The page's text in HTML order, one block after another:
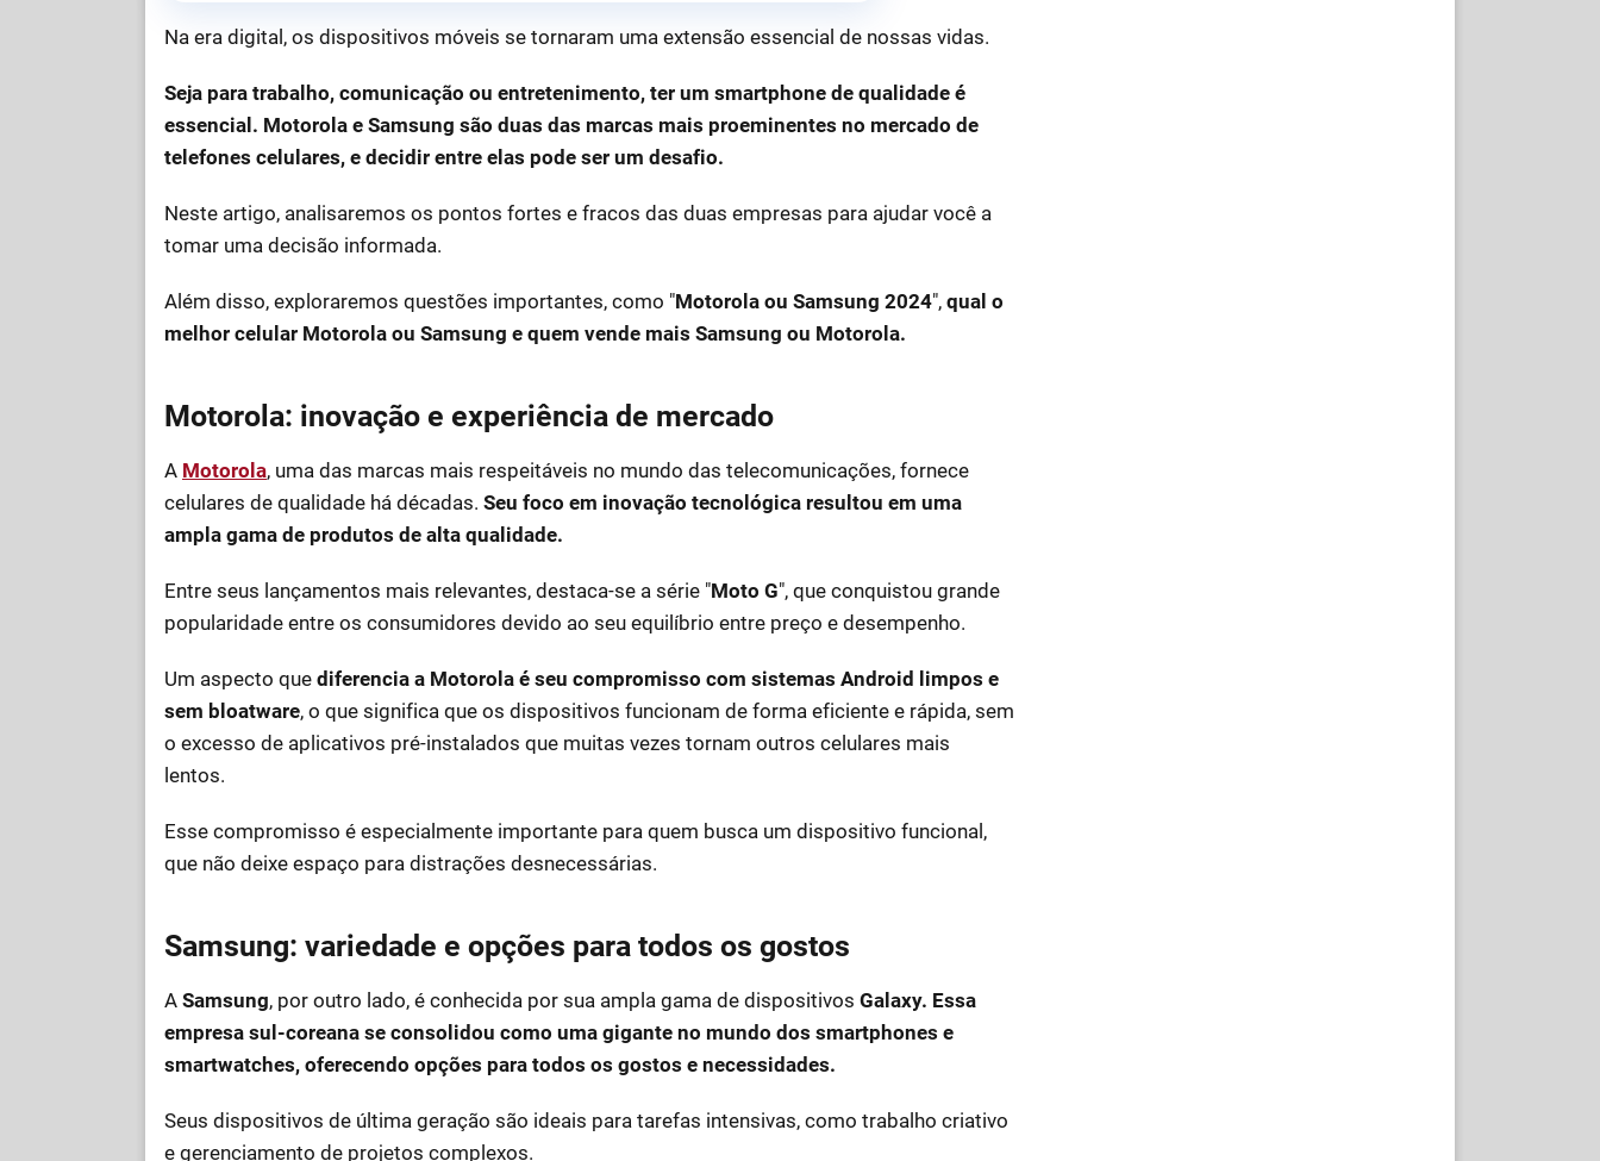
Na era digital, os dispositivos móveis se tornaram uma extensão essencial de nossas vidas.
Seja para trabalho, comunicação ou entretenimento, ter um smartphone de qualidade é
essencial. Motorola e Samsung são duas das marcas mais proeminentes no mercado de
telefones celulares, e decidir entre elas pode ser um desafio.
Neste artigo, analisaremos os pontos fortes e fracos das duas empresas para ajudar você a
tomar uma decisão informada.
Além disso, exploraremos questões importantes, como "Motorola ou Samsung 2024", qual o
melhor celular Motorola ou Samsung e quem vende mais Samsung ou Motorola.
Motorola: inovação e experiência de mercado
A Motorola, uma das marcas mais respeitáveis no mundo das telecomunicações, fornece
celulares de qualidade há décadas. Seu foco em inovação tecnológica resultou em uma
ampla gama de produtos de alta qualidade.
Entre seus lançamentos mais relevantes, destaca-se a série "Moto G", que conquistou grande
popularidade entre os consumidores devido ao seu equilíbrio entre preço e desempenho.
Um aspecto que diferencia a Motorola é seu compromisso com sistemas Android limpos e
sem bloatware, o que significa que os dispositivos funcionam de forma eficiente e rápida, sem
o excesso de aplicativos pré-instalados que muitas vezes tornam outros celulares mais
lentos.
Esse compromisso é especialmente importante para quem busca um dispositivo funcional,
que não deixe espaço para distrações desnecessárias.
Samsung: variedade e opções para todos os gostos
A Samsung, por outro lado, é conhecida por sua ampla gama de dispositivos Galaxy. Essa
empresa sul-coreana se consolidou como uma gigante no mundo dos smartphones e
smartwatches, oferecendo opções para todos os gostos e necessidades.
Seus dispositivos de última geração são ideais para tarefas intensivas, como trabalho criativo
e gerenciamento de projetos complexos.